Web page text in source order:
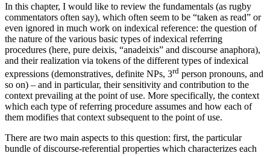
In this chapter, I would like to review the fundamentals (as rugby
commentators often say), which often seem to be “taken as read” or
even ignored in much work on indexical reference: the question of
the nature of the various basic types of indexical referring
procedures (here, pure deixis, “anadeixis” and discourse anaphora),
and their realization via tokens of the different types of indexical
expressions (demonstratives, definite NPs, 3rd person pronouns, and
so on) – and in particular, their sensitivity and contribution to the
context prevailing at the point of use. More specifically, the context
which each type of referring procedure assumes and how each of
them modifies that context subsequent to the point of use.
There are two main aspects to this question: first, the particular
bundle of discourse-referential properties which characterizes each